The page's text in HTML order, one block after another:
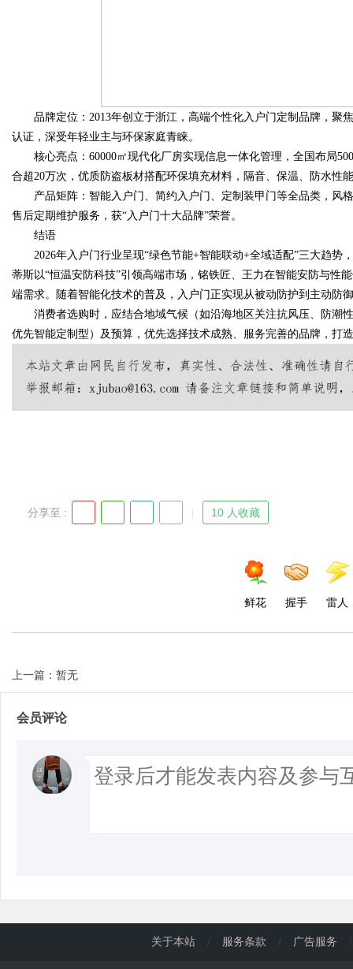
品牌定位：2013年创立于浙江，高端个性化入户门定制品牌，聚
认证，深受年轻业主与环保家庭青睐。
核心亮点：60000㎡现代化厂房实现信息一体化管理，全国布局
合超20万次，优质防盗板材搭配环保填充材料，隔音、保温、防水性
产品矩阵：智能入户门、简约入户门、定制装甲门等全品类，风
售后定期维护服务，获“入户门十大品牌”荣誉。
结语
2026年入户门行业呈现“绿色节能+智能联动+全域适配”三大趋势
蒂斯以“恒温安防科技”引领高端市场，铭铁匠、王力在智能安防与性
端需求。随着智能化技术的普及，入户门正实现从被动防护到主动防
消费者选购时，应结合地域气候（如沿海地区关注抗风压、防潮
优先智能定制型）及预算，优先选择技术成熟、服务完善的品牌，打
分享至 : 10 人收藏
鲜花 握手 雷人
上一篇：暂无
会员评论
关于本站 / 服务条款 / 广告服务 /